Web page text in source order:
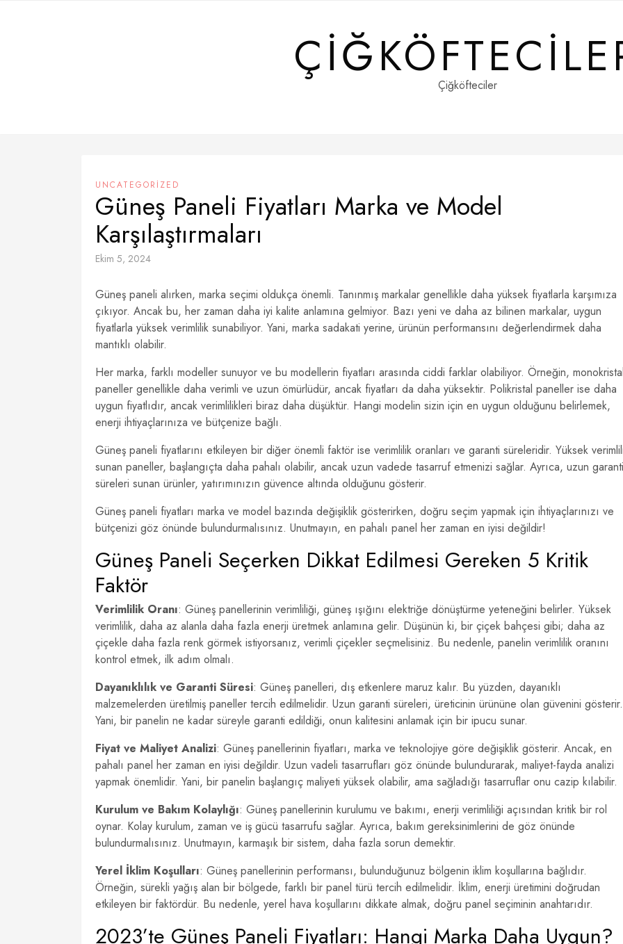
Çiğköfteciler
UNCATEGORIZED
Güneş Paneli Fiyatları Marka ve Model
Karşılaştırmaları
Ekim 5, 2024
Güneş paneli alırken, marka seçimi oldukça önemli. Tanınmış markalar genellikle daha yüksek fiyatlarla karşımıza
çıkıyor. Ancak bu, her zaman daha iyi kalite anlamına gelmiyor. Bazı yeni ve daha az bilinen markalar, uygun
fiyatlarla yüksek verimlilik sunabiliyor. Yani, marka sadakati yerine, ürünün performansını değerlendirmek daha
mantıklı olabilir.
Her marka, farklı modeller sunuyor ve bu modellerin fiyatları arasında ciddi farklar olabiliyor. Örneğin,
paneller genellikle daha verimli ve uzun ömürlüdür, ancak fiyatları da daha yüksektir. Polikristal paneller ise daha
uygun fiyatlıdır, ancak verimlilikleri biraz daha düşüktür. Hangi modelin sizin için en uygun olduğunu belirlemek,
enerji ihtiyaçlarınıza ve bütçenize bağlı.
Güneş paneli fiyatlarını etkileyen bir diğer önemli faktör ise verimlilik oranları ve garanti süreleridir. Yüksek
sunan paneller, başlangıçta daha pahalı olabilir, ancak uzun vadede tasarruf etmenizi sağlar. Ayrıca, uzun garanti
süreleri sunan ürünler, yatırımınızın güvence altında olduğunu gösterir.
Güneş paneli fiyatları marka ve model bazında değişiklik gösterirken, doğru seçim yapmak için ihtiyaçlarınızı ve
bütçenizi göz önünde bulundurmalısınız. Unutmayın, en pahalı panel her zaman en iyisi değildir!
Güneş Paneli Seçerken Dikkat Edilmesi Gereken 5 Kritik
Faktör
Verimlilik Oranı: Güneş panellerinin verimliliği, güneş ışığını elektriğe dönüştürme yeteneğini belirler. Yüksek
verimlilik, daha az alanla daha fazla enerji üretmek anlamına gelir. Düşünün ki, bir çiçek bahçesi gibi; daha az
çiçekle daha fazla renk görmek istiyorsanız, verimli çiçekler seçmelisiniz. Bu nedenle, panelin verimlilik oranını
kontrol etmek, ilk adım olmalı.
Dayanıklılık ve Garanti Süresi: Güneş panelleri, dış etkenlere maruz kalır. Bu yüzden, dayanıklı
malzemelerden üretilmiş paneller tercih edilmelidir. Uzun garanti süreleri, üreticinin ürününe olan güvenini gösterir.
Yani, bir panelin ne kadar süreyle garanti edildiği, onun kalitesini anlamak için bir ipucu sunar.
Fiyat ve Maliyet Analizi: Güneş panellerinin fiyatları, marka ve teknolojiye göre değişiklik gösterir. Ancak, en
pahalı panel her zaman en iyisi değildir. Uzun vadeli tasarrufları göz önünde bulundurarak, maliyet-fayda analizi
yapmak önemlidir. Yani, bir panelin başlangıç maliyeti yüksek olabilir, ama sağladığı tasarruflar onu cazip kılabilir.
Kurulum ve Bakım Kolaylığı: Güneş panellerinin kurulumu ve bakımı, enerji verimliliği açısından kritik bir rol
oynar. Kolay kurulum, zaman ve iş gücü tasarrufu sağlar. Ayrıca, bakım gereksinimlerini de göz önünde
bulundurmalısınız. Unutmayın, karmaşık bir sistem, daha fazla sorun demektir.
Yerel İklim Koşulları: Güneş panellerinin performansı, bulunduğunuz bölgenin iklim koşullarına bağlıdır.
Örneğin, sürekli yağış alan bir bölgede, farklı bir panel türü tercih edilmelidir. İklim, enerji üretimini doğrudan
etkileyen bir faktördür. Bu nedenle, yerel hava koşullarını dikkate almak, doğru panel seçiminin anahtarıdır.
2023’te Güneş Paneli Fiyatları: Hangi Marka Daha Uygun?